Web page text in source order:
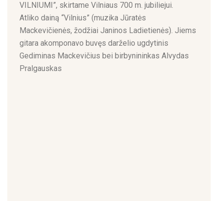
VILNIUMI”, skirtame Vilniaus 700 m. jubiliejui.
Atliko dainą “Vilnius” (muzika Jūratės
Mackevičienės, žodžiai Janinos Ladietienės). Jiems
gitara akomponavo buvęs darželio ugdytinis
Gediminas Mackevičius bei birbynininkas Alvydas
Pralgauskas